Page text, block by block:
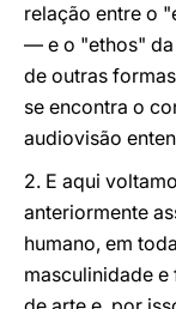
relação entre o
— e o "ethos" da
de outras
se encontra o
audiovisão
2. E aqui
anteriormente
humano, em
masculinidade